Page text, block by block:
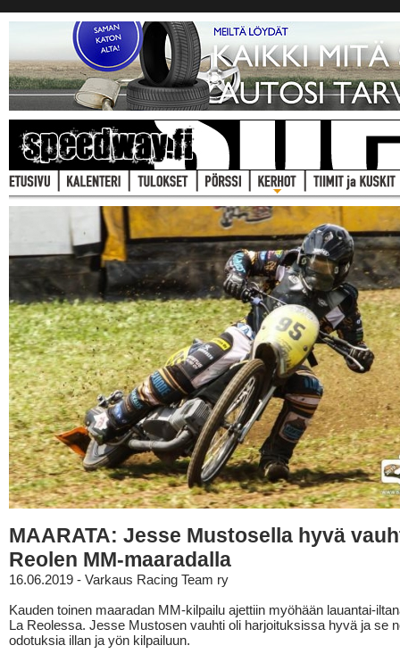
MAARATA: Jesse Mustosella hyvä
Reolen MM-maaradalla
16.06.2019 - Varkaus Racing Team ry
Kauden toinen maaradan MM-kilpailu ajettiin myöhään lauantai-
La Reolessa. Jesse Mustosen vauhti oli harjoituksissa hyvä ja se
odotuksia illan ja yön kilpailuun.